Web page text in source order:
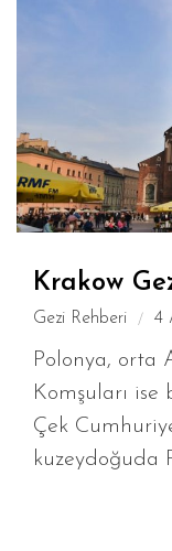
Krakow
Gezi Rehberi 4
Polonya, orta
Komşuları
Çek
kuzeydoğuda